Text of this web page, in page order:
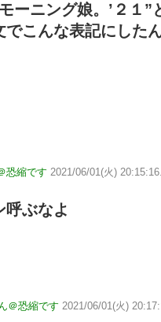
ーニング娘。’２１”
でこんな表記にした
恐縮です 2021/06/01(火)
呼ぶなよ
＠恐縮です 2021/06/01(火)